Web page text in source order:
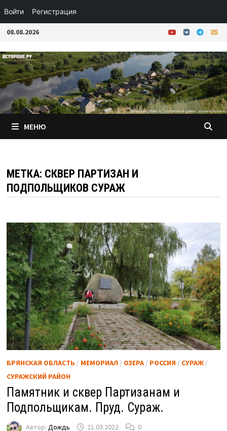
Войти Регистрация
Перейти
содержимому
08.08.2026
МЕНЮ
МЕТКА: СКВЕР ПАРТИЗАН И
ПОДПОЛЬЩИКОВ СУРАЖ
БРЯНСКАЯ ОБЛАСТЬ / МЕМОРИАЛ/ ОЗЕРА/ РОССИЯ / СУРАЖ/
СУРАЖСКИЙ РАЙОН
Памятник и сквер Партизанам и
Подпольщикам. Пруд. Сураж.
Автор: Дождь 21.03.2022 0